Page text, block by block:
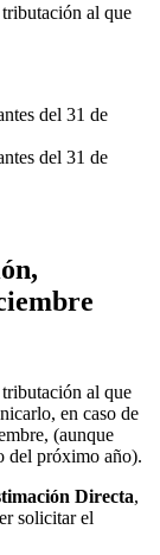
al que
al que
en caso de
(aunque
del próximo año).
Directa,
solicitar el